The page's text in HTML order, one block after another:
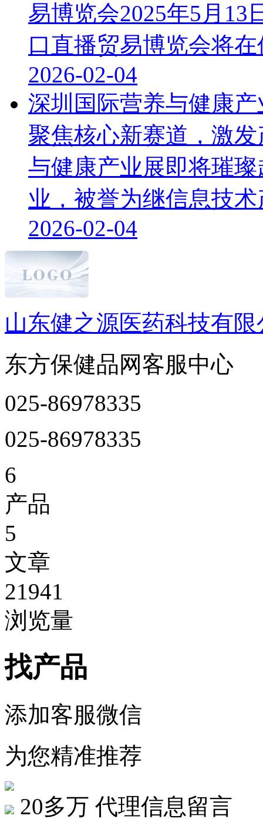
易博览会2025年5月13
口直播贸易博览会将
2026-02-04
深圳国际营养与健康
聚焦核心新赛道，激
与健康产业展即将璀
业，被誉为继信息技
2026-02-04
山东健之源医药科技有限
东方保健品网客服中心
025-86978335
025-86978335
6
产品
5
文章
21941
浏览量
找产品
添加客服微信
为您精准推荐
20多万 代理信息留言